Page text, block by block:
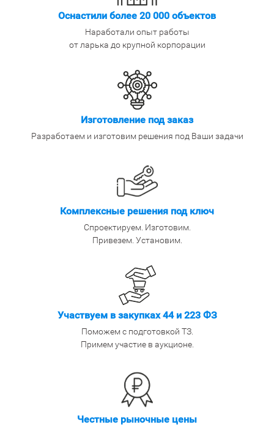
Оснастили более 20 000 объектов
Наработали опыт работы
от ларька до крупной корпорации
Изготовление под заказ
Разработаем и изготовим решения под Ваши задачи
Комплексные решения под ключ
Спроектируем. Изготовим.
Привезем. Установим.
Участвуем в закупках 44 и 223 ФЗ
Поможем с подготовкой ТЗ.
Примем участие в аукционе.
Честные рыночные цены